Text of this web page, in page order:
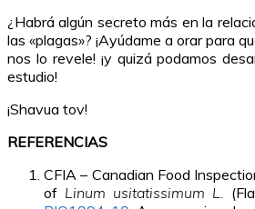
¿Habrá algún secreto más en la
las «plagas»? ¡Ayúdame a orar para
nos lo revele! ¡y quizá podamos
estudio!
¡Shavua tov!
REFERENCIAS
CFIA – Canadian Food
of Linum usitatissimum L.